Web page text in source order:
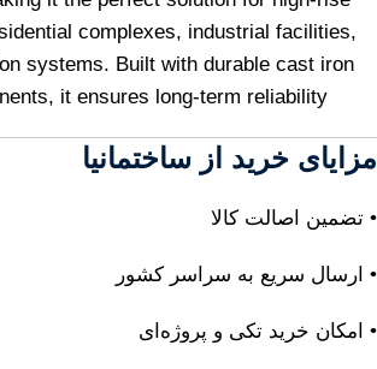
complexes, industrial facilities,
systems. Built with durable cast iron
it ensures long-term reliability.
مزایای خرید از ساختمانیا
• تضمین اصالت کالا
• ارسال سریع به سراسر کشور
• امکان خرید تکی و پروژه‌ای